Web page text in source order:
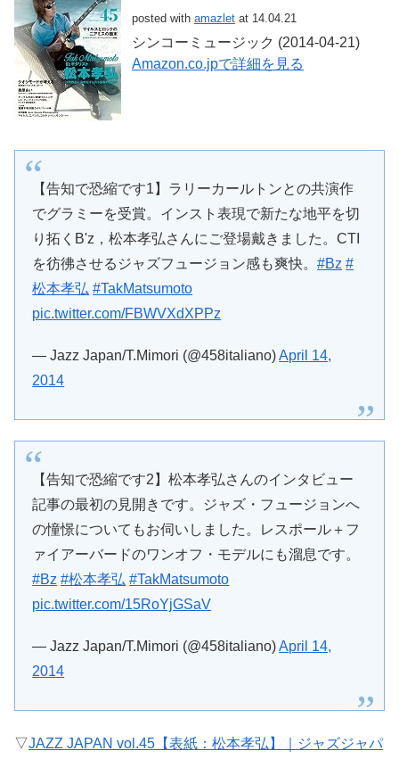
posted with amazlet at 14.04.21
シンコーミュージック (2014-04-21)
Amazon.co.jpで詳細を見る
【告知で恐縮です1】ラリーカールトンとの共演作
でグラミーを受賞。インスト表現で新たな地平を切
り拓くB'z，松本孝弘さんにご登場戴きました。CTI
を彷彿させるジャズフュージョン感も爽快。#Bz #
松本孝弘 #TakMatsumoto
pic.twitter.com/FBWVXdXPPz
— Jazz Japan/T.Mimori (@458italiano)April 14,
2014
【告知で恐縮です2】松本孝弘さんのインタビュー
記事の最初の見開きです。ジャズ・フュージョンへ
の憧憬についてもお伺いしました。レスポール＋フ
ァイアーバードのワンオフ・モデルにも溜息です。
#Bz #松本孝弘 #TakMatsumoto
pic.twitter.com/15RoYjGSaV
— Jazz Japan/T.Mimori (@458italiano)April 14,
2014
▽JAZZ JAPAN vol.45【表紙：松本孝弘】｜ジャズジャパ